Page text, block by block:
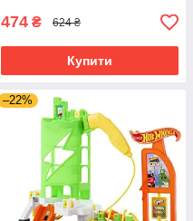
474 ₴ 624 ₴
Купити
–22%